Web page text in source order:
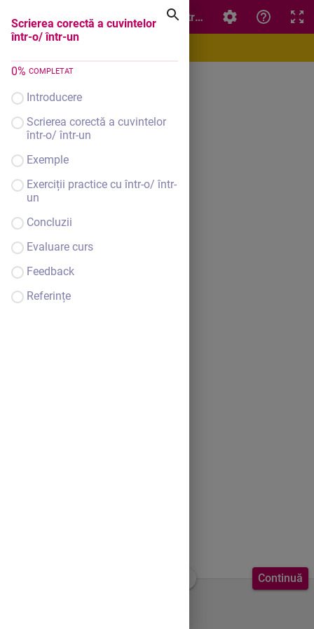
Scrierea corectă a cuvintelor
într-o/ într-un
0% COMPLETAT
Introducere
Scrierea corectă a cuvintelor
într-o/ într-un
Exemple
Exerciții practice cu într-o/ într-
un
Concluzii
Evaluare curs
Feedback
Referințe
Continuă
Scrierea corectă a cuvintelor într-o/ într-un